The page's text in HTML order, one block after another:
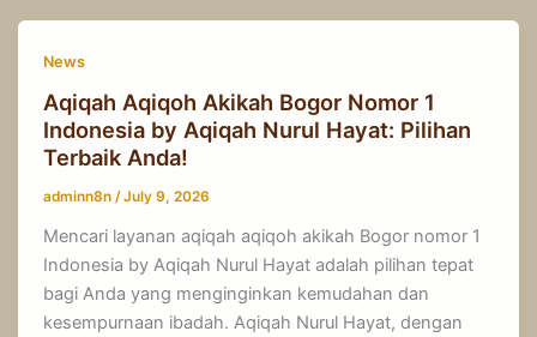
News
Aqiqah Aqiqoh Akikah Bogor Nomor 1
Indonesia by Aqiqah Nurul Hayat: Pilihan
Terbaik Anda!
adminn8n/July 9, 2026
Mencari layanan aqiqah aqiqoh akikah Bogor nomor 1
Indonesia by Aqiqah Nurul Hayat adalah pilihan tepat
bagi Anda yang menginginkan kemudahan dan
kesempurnaan ibadah. Aqiqah Nurul Hayat, dengan